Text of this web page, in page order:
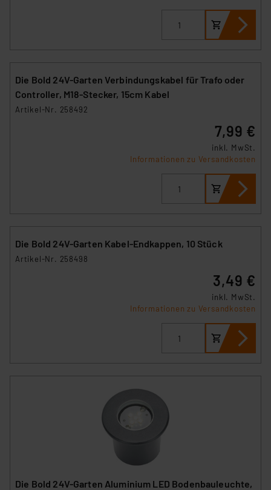
Die Bold 24V-Garten Verbindungskabel für Trafo oder
Controller, M18-Stecker, 15cm Kabel
Artikel-Nr. 258492
7,99 €
inkl. MwSt.
Informationen zu Versandkosten
Die Bold 24V-Garten Kabel-Endkappen, 10 Stück
Artikel-Nr. 258498
3,49 €
inkl. MwSt.
Informationen zu Versandkosten
Die Bold 24V-Garten Aluminium LED Bodenbauleuchte,